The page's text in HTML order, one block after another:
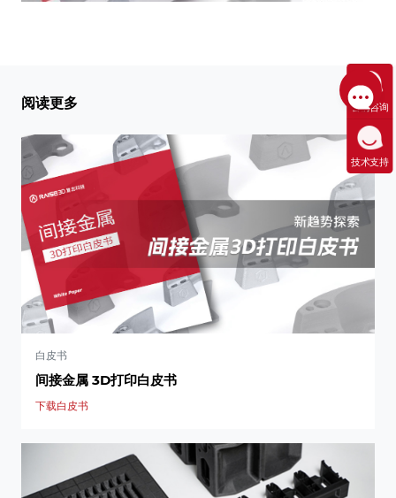
阅读更多
白皮书
间接金属 3D打印白皮书
下载白皮书
售前咨询
技术支持